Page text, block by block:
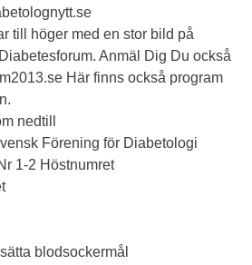
till höger med en stor bild på
Anmäl Dig Du också
Här finns också program
nedtill
Förening för Diabetologi
1-2 Höstnumret
blodsockermål